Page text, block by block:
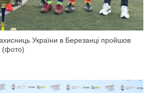
України в Березанці пройшов
(фото)